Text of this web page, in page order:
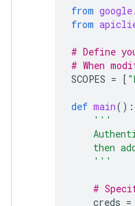
from
from
# Define
# When
SCOPES = [
def main():
'''
then
    '''
#
creds =